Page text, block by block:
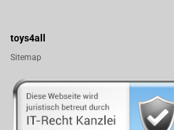
toys4all
Sitemap